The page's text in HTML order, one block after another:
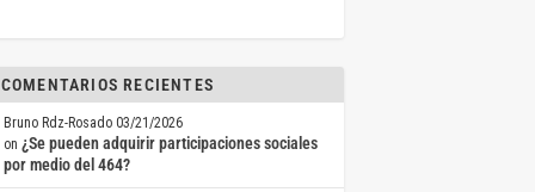
COMENTARIOS RECIENTES
Bruno Rdz-Rosado 03/21/2026
on ¿Se pueden adquirir participaciones sociales
por medio del 464?